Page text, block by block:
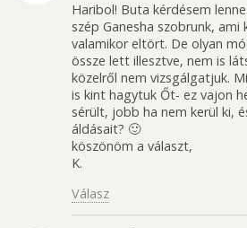
Haribol! Buta kérdésem
szép Ganesha szobrunk,
valamikor eltört. De olyan
össze lett illesztve, nem is
közelről nem vizsgálgatjuk.
is kint hagytuk Őt- ez vajon
sérült, jobb ha nem kerül ki,
áldásait? 🙂
köszönöm a választ,
K.
Válasz